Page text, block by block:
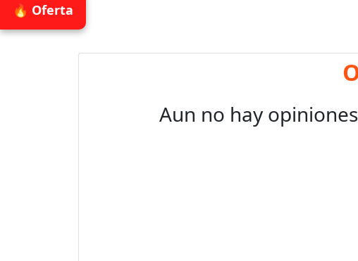
🔥 Oferta
Aun no hay